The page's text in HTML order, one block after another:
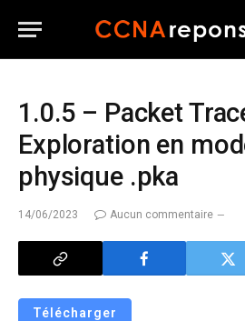
1.0.5 – Packet
Exploration en
physique .pka
14/06/2023 Aucun commentaire
Télécharger